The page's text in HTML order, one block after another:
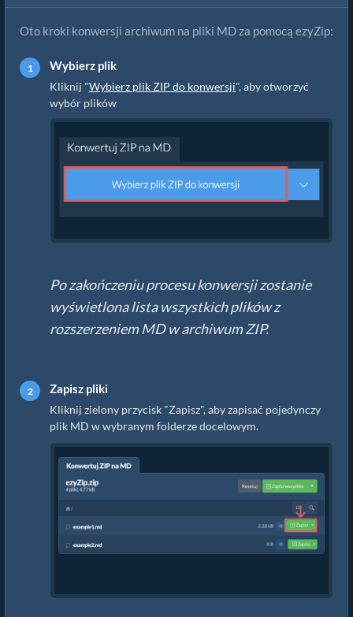
Oto kroki konwersji archiwum na pliki MD za pomocą ezyZip:
Wybierz plik
Kliknij "Wybierz plik ZIP do konwersji", aby otworzyć
wybór plików
Po zakończeniu procesu konwersji zostanie
wyświetlona lista wszystkich plików z
rozszerzeniem MD w archiwum ZIP.
Zapisz pliki
Kliknij zielony przycisk "Zapisz", aby zapisać pojedynczy
plik MD w wybranym folderze docelowym.